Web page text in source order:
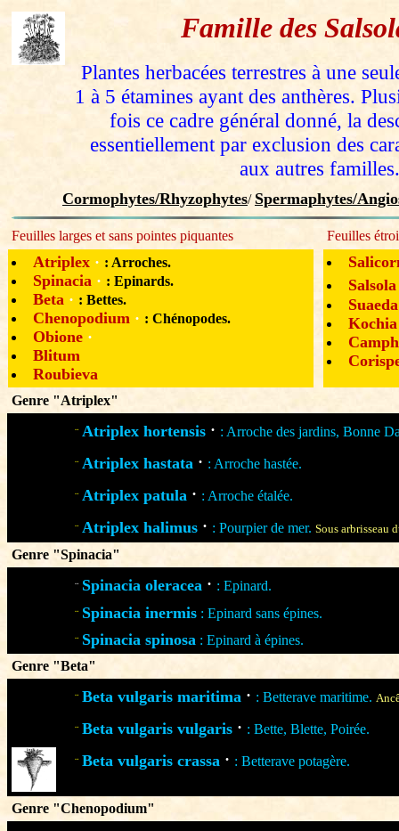
Famille des
Plantes herbacées terrestres à une
1 à 5 étamines ayant des anthères.
fois ce cadre général donné, la
essentiellement par exclusion des
aux autres familles.
Cormophytes/Rhyzophytes/ Spermaphytes/
Feuilles larges et sans pointes piquantes Feuilles
Atriplex · : Arroches.
Spinacia · : Epinards.
Beta · : Bettes.
Chenopodium · : Chénopodes.
Obione ·
Blitum
Roubieva
Salsola
Suaeda
Kochia
Genre "Atriplex"
¨ Atriplex hortensis · : Arroche des jardins, Bonne
¨ Atriplex hastata · : Arroche hastée.
¨ Atriplex patula · : Arroche étalée.
¨ Atriplex halimus · : Pourpier de mer. Sous arbrisseau
Genre "Spinacia"
¨ Spinacia oleracea · : Epinard.
¨ Spinacia inermis : Epinard sans épines.
¨ Spinacia spinosa : Epinard à épines.
Genre "Beta"
¨ Beta vulgaris maritima · : Betterave maritime.
¨ Beta vulgaris vulgaris · : Bette, Blette, Poirée.
¨ Beta vulgaris crassa · : Betterave potagère.
Genre "Chenopodium"